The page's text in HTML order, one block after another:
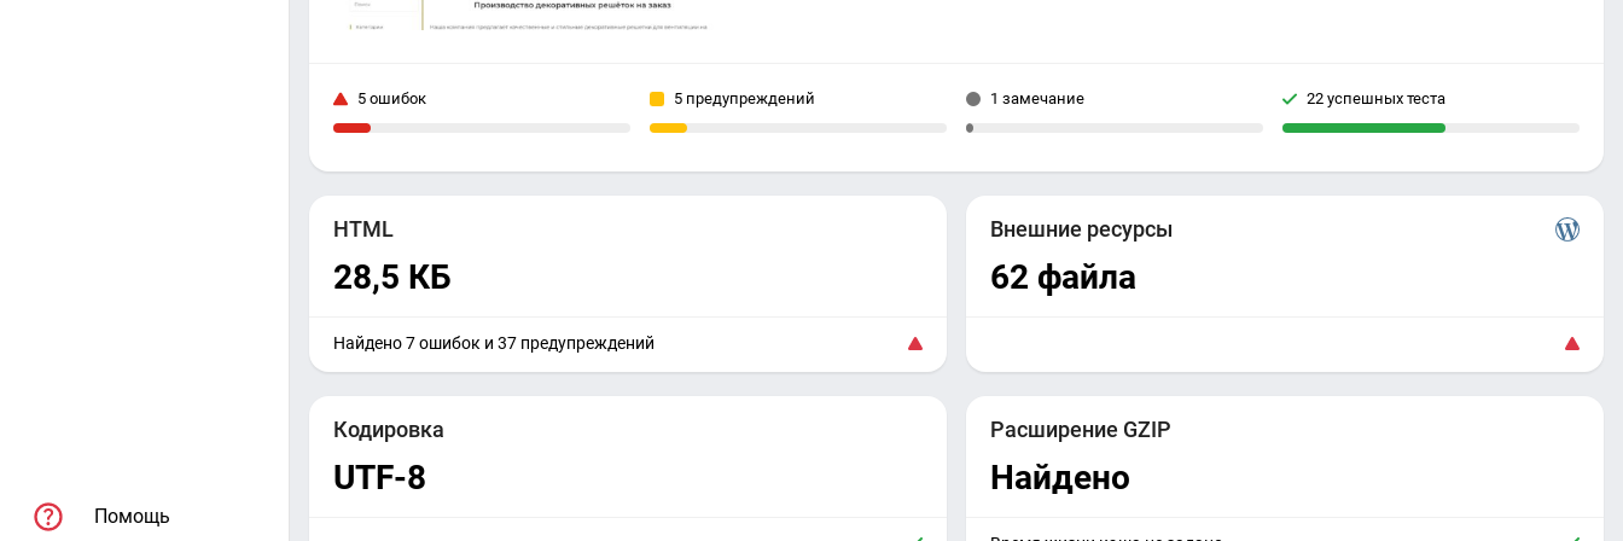
Помощь
5 ошибок 5 предупреждений 1 замечание 22 успешных теста
HTML
28,5 КБ
Найдено 7 ошибок и 37 предупреждений
Внешние ресурсы
62 файла
Кодировка
UTF-8
Расширение GZIP
Найдено